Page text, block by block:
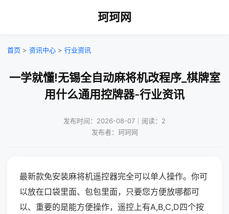
珂珂网
首页 > 资讯中心 > 行业资讯
一学就懂!无锡全自动麻将机改程序_棋牌室
用什么通用控牌器-行业资讯
发布时间：2026-08-07｜阅读：2
发布者：珂珂网
最新款免安装麻将机遥控器完全可以单人操作。你可
以放在口袋里面、包包里面，只要您方便放哪都可
以、重要的是能方便操作，遥控上有A,B,C,D四个按